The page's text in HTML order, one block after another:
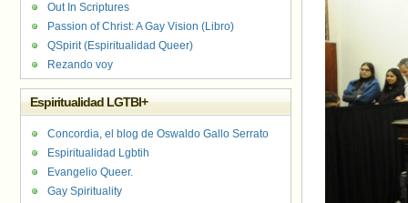
Out In Scriptures
Passion of Christ: A Gay Vision (Libro)
QSpirit (Espiritualidad Queer)
Rezando voy
Espiritualidad LGTBI+
Concordia, el blog de Oswaldo Gallo Serrato
Espiritualidad Lgbtih
Evangelio Queer.
Gay Spirituality